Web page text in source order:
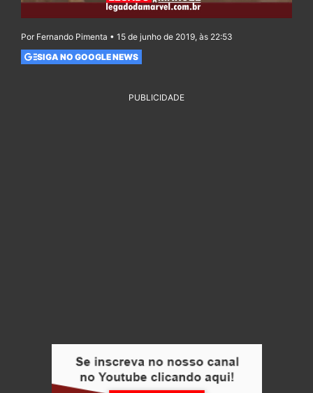
Por Fernando Pimenta • 15 de junho de 2019, às 22:53
SIGA NO GOOGLE NEWS
PUBLICIDADE